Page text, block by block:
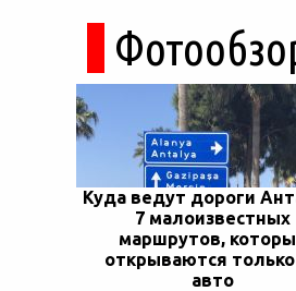
Куда ведут дороги
7 малоизвестных
маршрутов,
открываются
авто